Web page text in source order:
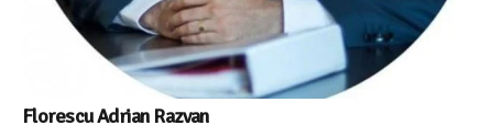
Florescu Adrian Razvan